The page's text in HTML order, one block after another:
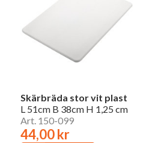
Skärbräda stor vit plast
L 51cm B 38cm H 1,25 cm
Art. 150-099
44,00 kr